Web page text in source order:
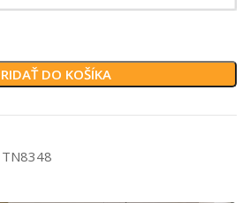
DO KOŠÍKA